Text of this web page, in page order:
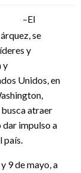
–El
se
y
y
Unidos, en
atraer
dar impulso a
país.
9 de mayo, a